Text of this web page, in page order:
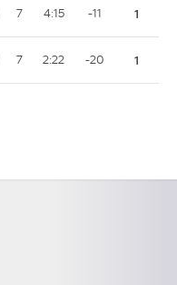
7 4:15 -11 1
7 2:22 -20 1